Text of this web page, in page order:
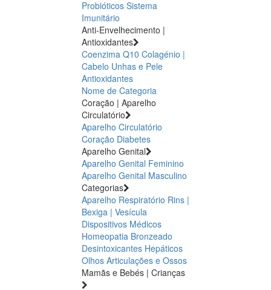
Probióticos Sistema
Imunitário
Anti-Envelhecimento |
Antioxidantes
Coenzima Q10 Colagénio |
Cabelo Unhas e Pele
Antioxidantes
Nome de Categoria
Coração | Aparelho
Circulatório
Aparelho Circulatório
Coração Diabetes
Aparelho Genital
Aparelho Genital Feminino
Aparelho Genital Masculino
Categorias
Aparelho Respiratório Rins |
Bexiga | Vesícula
Dispositivos Médicos
Homeopatia Bronzeado
Desintoxicantes Hepáticos
Olhos Articulações e Ossos
Mamãs e Bebés | Crianças